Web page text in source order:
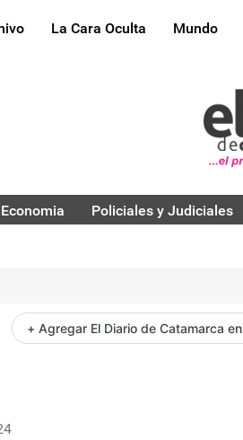
La Cara Oculta Mundo
Policiales y Judiciales
+ Agregar El Diario de Catamarca en